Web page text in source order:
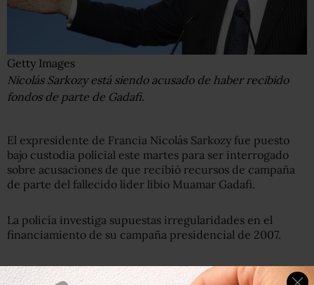
Getty Images
Nicolás Sarkozy está siendo acusado de haber recibido
fondos de parte de Gadafi.
El expresidente de Francia Nicolás Sarkozy fue puesto
bajo custodia policial este martes para ser interrogado
sobre acusaciones de que recibió recursos de campaña
de parte del fallecido líder libio Muamar Gadafi.
La policía investiga supuestas irregularidades en el
financiamiento de su campaña presidencial de 2007.
Según la legislación francesa, Sarkozy podría permanecer